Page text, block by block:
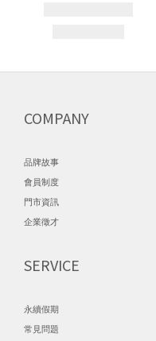
COMPANY
品牌故事
會員制度
門市資訊
企業徵才
SERVICE
永續假期
常見問題